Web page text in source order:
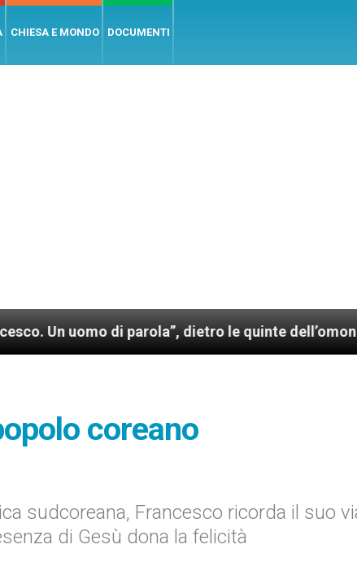
CHIESA E MONDO DOCUMENTI
di parola”, dietro le quinte dell’omonimo film di
coreano
sudcoreana, Francesco ricorda il suo
di Gesù dona la felicità